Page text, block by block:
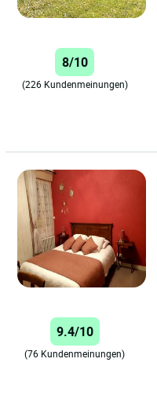
8/10
(226 Kundenmeinungen)
9.4/10
(76 Kundenmeinungen)